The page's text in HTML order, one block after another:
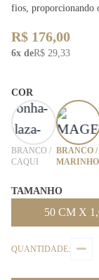
fios, proporcionando
R$ 176,00
6x deR$ 29,33
COR
BRANCO /
CAQUI
BRANCO /
MARINHO
TAMANHO
50 CM X
QUANTIDADE: